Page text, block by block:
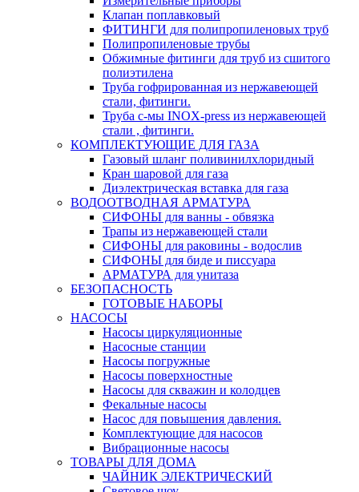
Клапан поплавковый
ФИТИНГИ для полипропиленовых труб
Полипропиленовые трубы
Обжимные фитинги для труб из сшитого
полиэтилена
Труба гофрированная из нержавеющей
стали, фитинги.
Труба с-мы INOX-press из нержавеющей
стали , фитинги.
КОМПЛЕКТУЮЩИЕ ДЛЯ ГАЗА
Газовый шланг поливинилхлоридный
Кран шаровой для газа
Диэлектрическая вставка для газа
ВОДООТВОДНАЯ АРМАТУРА
СИФОНЫ для ванны - обвязка
Трапы из нержавеющей стали
СИФОНЫ для раковины - водослив
СИФОНЫ для биде и писсуара
АРМАТУРА для унитаза
БЕЗОПАСНОСТЬ
ГОТОВЫЕ НАБОРЫ
НАСОСЫ
Насосы циркуляционные
Насосные станции
Насосы погружные
Насосы поверхностные
Насосы для скважин и колодцев
Фекальные насосы
Насос для повышения давления.
Комплектующие для насосов
Вибрационные насосы
ТОВАРЫ ДЛЯ ДОМА
ЧАЙНИК ЭЛЕКТРИЧЕСКИЙ